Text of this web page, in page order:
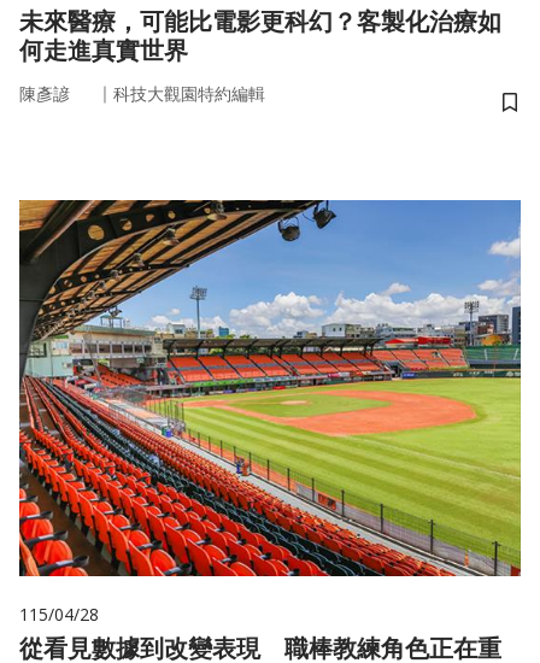
未來醫療，可能比電影更科幻？客製化治療如
何走進真實世界
陳彥諺 ｜ 科技大觀園特約編輯
儲
115/04/28
從看見數據到改變表現 職棒教練角色正在重